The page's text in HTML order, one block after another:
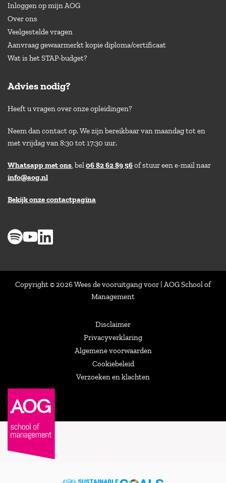
Inloggen op mijn AOG
Over ons
Veelgestelde vragen
Aanvraag gewaarmerkt kopie diploma/certificaat
Wat is het STAP-budget?
Advies nodig?
Heeft u vragen over onze opleidingen?
Neem dan contact op. We zijn bereikbaar van maandag tot en
met vrijdag van 8:30 tot 17:30 uur.
Whatsapp met ons, bel06 82 62 89 56of stuur een e-mail naar
info@aog.nl
Bekijk onze contactpagina
Copyright © 2026 Wees de vooruitgang voor | AOG School of
Management
Disclaimer
Privacyverklaring
Algemene voorwaarden
Cookiebeleid
Verzoeken en klachten